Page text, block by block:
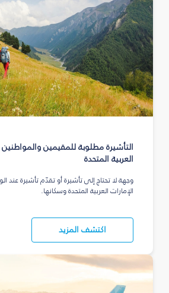
التأشيرة مطلوبة للمقيمين
العربية المتحدة
وجهة لا تحتاج إلى تأشيرة أو تقدّم تأشيرة
الإمارات العربية المتحدة وسكانها.
اكتشف المزيد